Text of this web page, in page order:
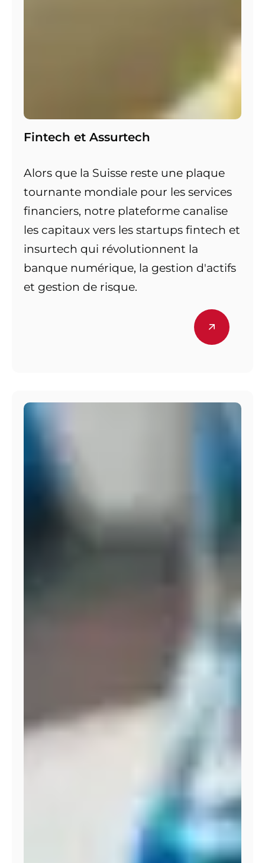
Fintech et Assurtech
Alors que la Suisse reste une plaque
tournante mondiale pour les services
financiers, notre plateforme canalise
les capitaux vers les startups fintech et
insurtech qui révolutionnent la
banque numérique, la gestion d'actifs
et gestion de risque.